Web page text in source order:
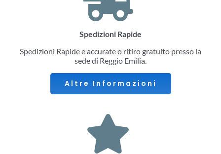
Spedizioni Rapide
Spedizioni Rapide e accurate o ritiro gratuito presso la
sede di Reggio Emilia.
Altre Informazioni